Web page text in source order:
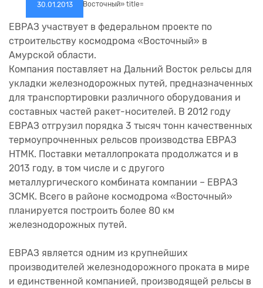
30.01.2013
ЕВРАЗ участвует в федеральном проекте по
строительству космодрома «Восточный» в
Амурской области.
Компания поставляет на Дальний Восток рельсы для
укладки железнодорожных путей, предназначенных
для транспортировки различного оборудования и
составных частей ракет-носителей. В 2012 году
ЕВРАЗ отгрузил порядка 3 тысяч тонн качественных
термоупрочненных рельсов производства ЕВРАЗ
НТМК. Поставки металлопроката продолжатся и в
2013 году, в том числе и с другого
металлургического комбината компании – ЕВРАЗ
ЗСМК. Всего в районе космодрома «Восточный»
планируется построить более 80 км
железнодорожных путей.
ЕВРАЗ является одним из крупнейших
производителей железнодорожного проката в мире
и единственной компанией, производящей рельсы в